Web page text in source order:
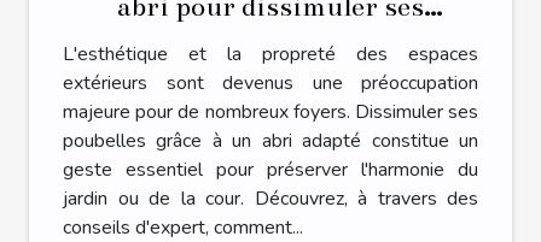
poubelles ?
L'esthétique et la propreté des espaces
extérieurs sont devenus une préoccupation
majeure pour de nombreux foyers. Dissimuler ses
poubelles grâce à un abri adapté constitue un
geste essentiel pour préserver l'harmonie du
jardin ou de la cour. Découvrez, à travers des
conseils d'expert, comment...